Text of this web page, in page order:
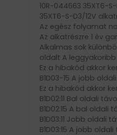
10R-044663 35XT6-
35XT6-S-D3/12V
Az egész folyamat
Az alkatrészre 1 év
Alkalmas sok
oldalt A
Ez a hibakód akkor
B1D03-15 A jobb
Ez a hibakód akkor
B1D02:11 Bal oldali
B1D02:15 A bal
B1D03:11 Jobb oldali
B1D03:15 A jobb